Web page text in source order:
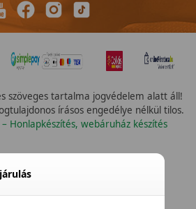
szöveges tartalma jogvédelem alatt áll!
írásos engedélye nélkül tilos.
Honlapkészítés, webáruház készítés